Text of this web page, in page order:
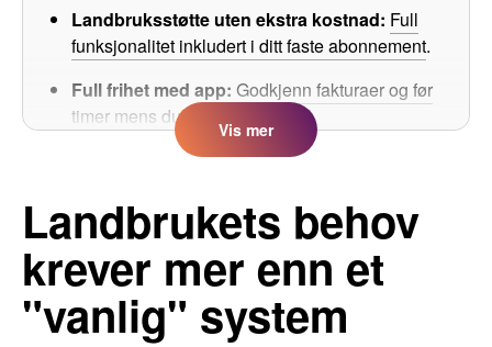
Landbruksstøtte uten ekstra kostnad: Full
funksjonalitet inkludert i ditt faste abonnement.
Full frihet med app: Godkjenn fakturaer og før
timer mens du er ute i driften
Integrert dataflyt:Automatisert henting av
Markedets beste skattemelding:Eget oppsett
for ENK med full støtte for
landbruksspesifikke temaer.
Vis mer
Landbrukets behov
krever mer enn et
"vanlig" system